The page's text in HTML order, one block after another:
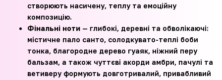
створюють насичену, теплу та емоційну
композицію.
Фінальні ноти — глибокі, деревні та обволікаючі:
містичне пало санто, солодкувато-теплі боби
тонка, благородне дерево гуаяк, ніжний перу
бальзам, а також чуттєві акорди амбри, пачулі та
ветиверу формують довготривалий, привабливий